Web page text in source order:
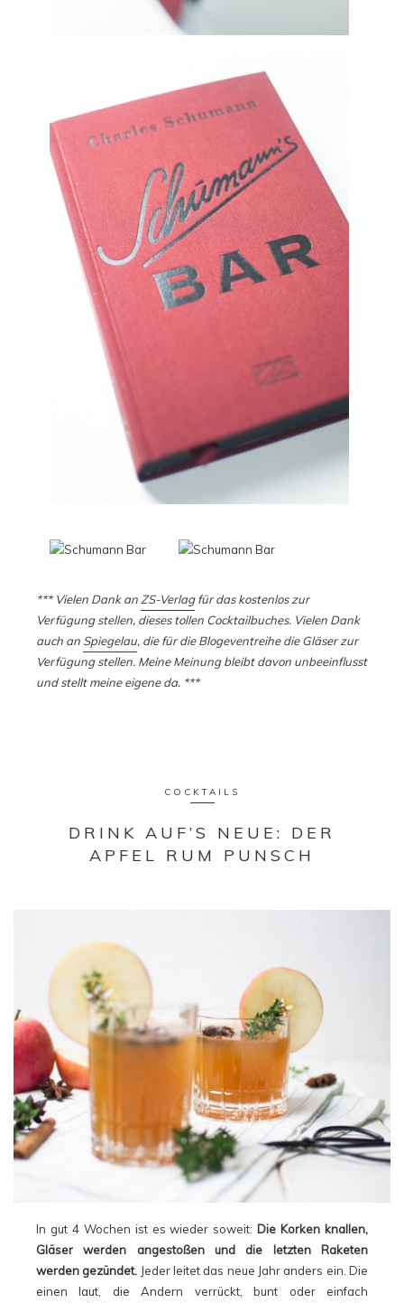
*** Vielen Dank an ZS-Verlagfür das kostenlos zur
Verfügung stellen, dieses tollen Cocktailbuches. Vielen Dank
auch an Spiegelau, die für die Blogeventreihe die Gläser zur
Verfügung stellen. Meine Meinung bleibt davon unbeeinflusst
und stellt meine eigene da. ***
COCKTAILS
DRINK AUF’S NEUE: DER
APFEL RUM PUNSCH
In gut 4 Wochen ist es wieder soweit: Die Korken knallen,
Gläser werden angestoßen und die letzten Raketen
werden gezündet. Jeder leitet das neue Jahr anders ein. Die
einen laut, die Andern verrückt, bunt oder einfach